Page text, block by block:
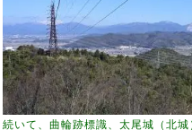
続いて、曲輪跡標識、太尾城（北